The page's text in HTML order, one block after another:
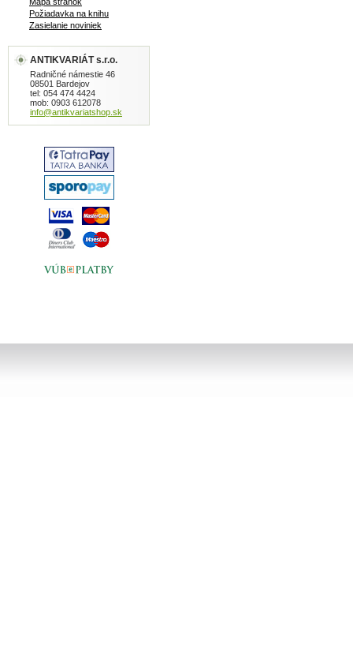
Požiadavka na knihu
Zasielanie noviniek
ANTIKVARIÁT s.r.o.
Radničné námestie 46
08501 Bardejov
tel: 054 474 4424
mob: 0903 612078
info@antikvariatshop.sk